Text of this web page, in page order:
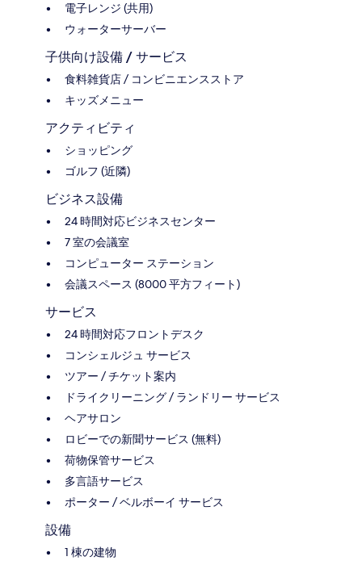
電子レンジ (共用)
ウォーターサーバー
子供向け設備 / サービス
食料雑貨店 / コンビニエンスストア
キッズメニュー
アクティビティ
ショッピング
ゴルフ (近隣)
ビジネス設備
24 時間対応ビジネスセンター
7 室の会議室
コンピューター ステーション
会議スペース (8000 平方フィート)
サービス
24 時間対応フロントデスク
コンシェルジュ サービス
ツアー / チケット案内
ドライクリーニング / ランドリー サービス
ヘアサロン
ロビーでの新聞サービス (無料)
荷物保管サービス
多言語サービス
ポーター / ベルボーイ サービス
設備
1 棟の建物